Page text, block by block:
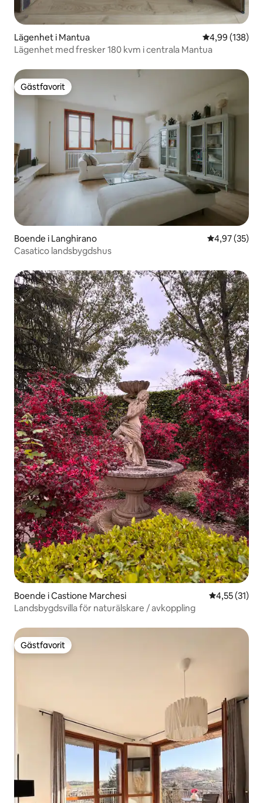
Lägenhet i Mantua 4,99 av 5 i
4,99 (138)
Lägenhet med fresker 180 kvm i centrala Mantua
Gästfavorit
Gästfavorit
Boende i Langhirano 4,97 av 5 i
4,97 (35)
Casatico landsbygdshus
Boende i Castione Marchesi 4,55 av 5 i
4,55 (31)
Landsbygdsvilla för naturälskare / avkoppling
Gästfavorit
Gästfavorit